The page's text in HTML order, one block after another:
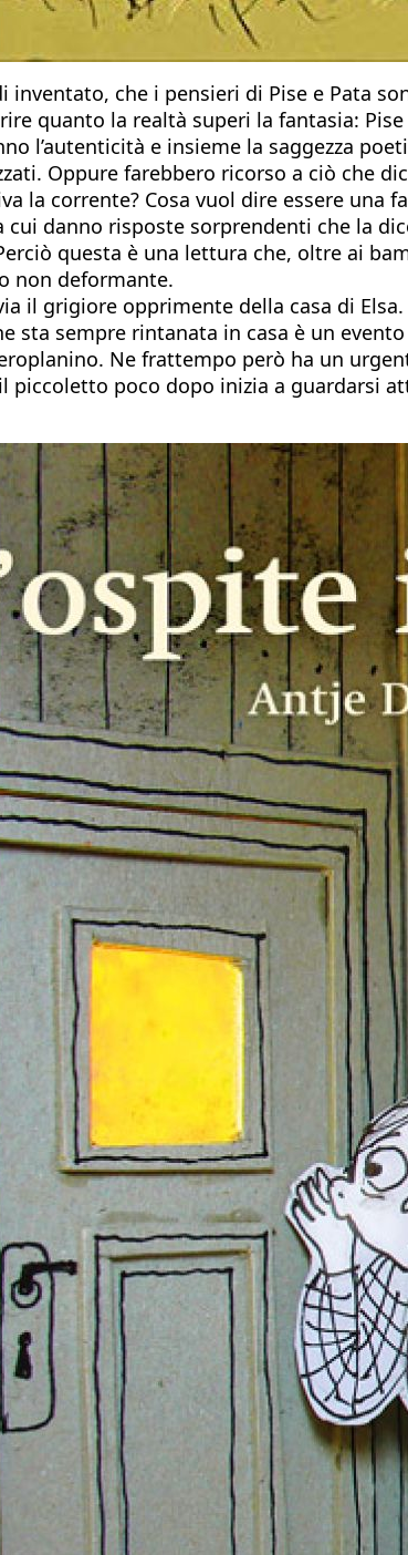
inventato, che i pensieri di Pise e Pata
quanto la realtà superi la fantasia:
l’autenticità e insieme la saggezza
Oppure farebbero ricorso a ciò che
la corrente? Cosa vuol dire essere
cui danno risposte sorprendenti che la
questa è una lettura che, oltre ai
non deformante.
il grigiore opprimente della casa di
sta sempre rintanata in casa è un
Ne frattempo però ha un
piccoletto poco dopo inizia a guardarsi